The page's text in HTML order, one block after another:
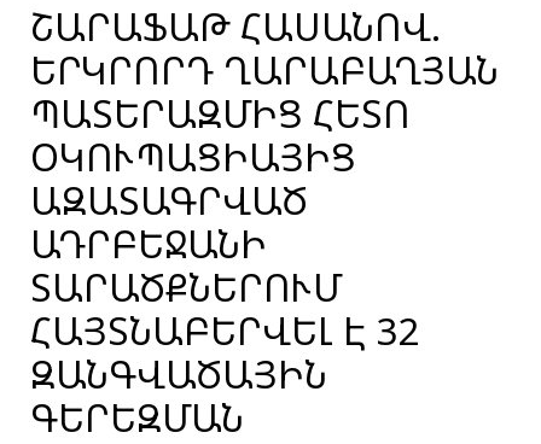
ՇԱՐԱՖԱԹ ՀԱՍԱՆՈՎ.
ԵՐԿՐՈՐԴ ՂԱՐԱԲԱՂՅԱՆ
ՊԱՏԵՐԱԶՄԻՑ ՀԵՏՈ
ՕԿՈՒՊԱՑԻԱՅԻՑ
ԱԶԱՏԱԳՐՎԱԾ
ԱԴՐԲԵՋԱՆԻ
ՏԱՐԱԾՔՆԵՐՈՒՄ
ՀԱՅՏՆԱԲԵՐՎԵԼ Է 32
ԶԱՆԳՎԱԾԱՅԻՆ
ԳԵՐԵԶՄԱՆ